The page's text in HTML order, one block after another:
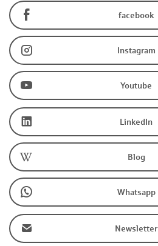
facebook
Instagram
Youtube
LinkedIn
Blog
Whatsapp
Newsletter